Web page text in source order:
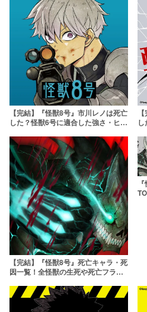
【完結】『怪獣8号』市川レノは死亡
した？怪獣6号に適合した強さ・ヒロ
【完結】『怪獣8号』死亡キャラ・死
因一覧！全怪獣の生死や死亡フラグ